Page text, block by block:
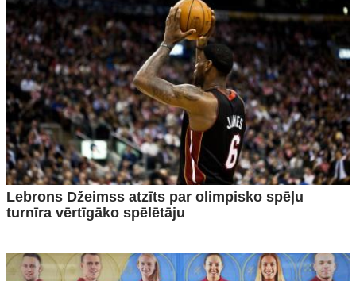
Lebrons Džeimss atzīts par olimpisko spēļu
turnīra vērtīgāko spēlētāju